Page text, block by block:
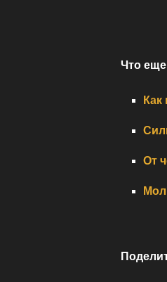
Что еще
Как
От